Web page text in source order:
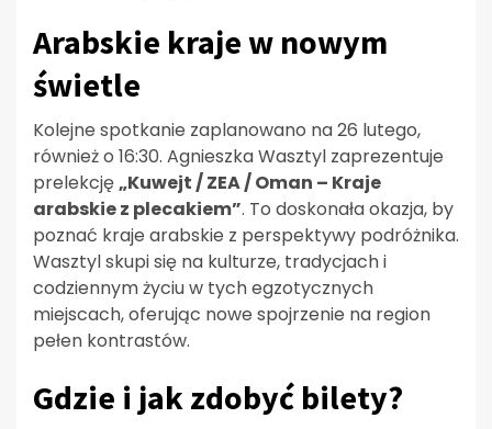
Arabskie kraje w nowym
świetle
Kolejne spotkanie zaplanowano na 26 lutego,
również o 16:30. Agnieszka Wasztyl zaprezentuje
prelekcję„Kuwejt / ZEA / Oman – Kraje
arabskie z plecakiem”. To doskonała okazja, by
poznać kraje arabskie z perspektywy podróżnika.
Wasztyl skupi się na kulturze, tradycjach i
codziennym życiu w tych egzotycznych
miejscach, oferując nowe spojrzenie na region
pełen kontrastów.
Gdzie i jak zdobyć bilety?